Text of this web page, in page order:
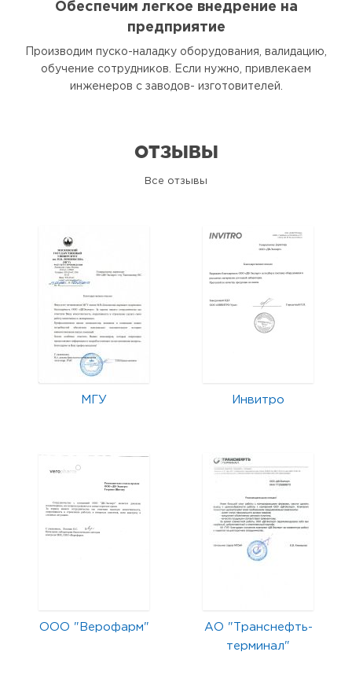
Обеспечим легкое внедрение на
предприятие
Производим пуско-наладку оборудования, валидацию,
обучение сотрудников. Если нужно, привлекаем
инженеров с заводов- изготовителей.
ОТЗЫВЫ
Все отзывы
МГУ Инвитро
ООО "Верофарм"
АО "Транснефть-
терминал"